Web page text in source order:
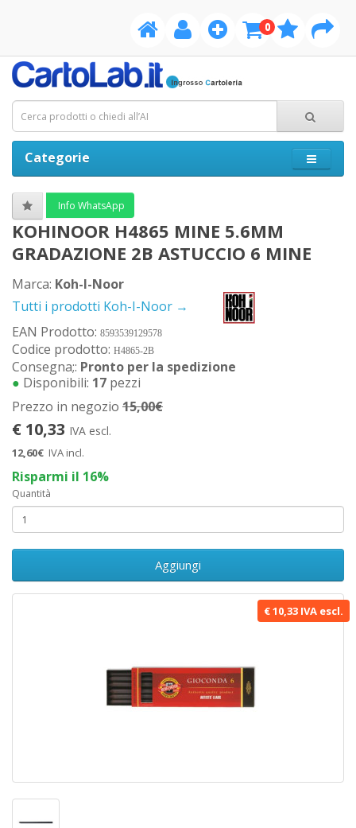
0
Categorie
€ 10,33 IVA escl.
Info WhatsApp
KOHINOOR H4865 MINE 5.6MM
GRADAZIONE 2B ASTUCCIO 6 MINE
Marca: Koh-I-Noor
Tutti i prodotti Koh-I-Noor →
EAN Prodotto: 8593539129578
Codice prodotto: H4865-2B
Consegna;: Pronto per la spedizione
● Disponibili: 17 pezzi
Prezzo in negozio 15,00€
€ 10,33 IVA escl.
12,60€ IVA incl.
Risparmi il 16%
Quantità
Aggiungi